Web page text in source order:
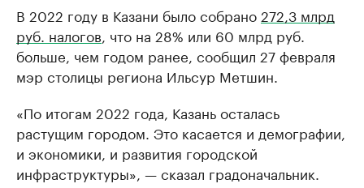
В 2022 году в Казани было собрано 272,3 млрд
руб. налогов , что на 28% или 60 млрд руб.
больше, чем годом ранее, сообщил 27 февраля
мэр столицы региона Ильсур Метшин.
«По итогам 2022 года, Казань осталась
растущим городом. Это касается и демографии,
и экономики, и развития городской
инфраструктуры», — сказал градоначальник.